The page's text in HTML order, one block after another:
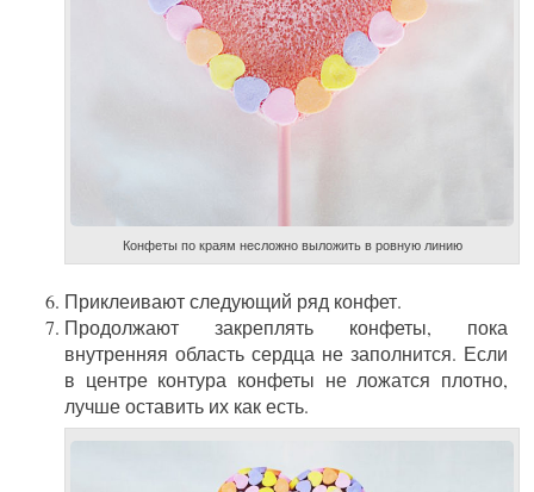
Конфеты по краям несложно выложить в ровную линию
Приклеивают следующий ряд конфет.
Продолжают закреплять конфеты, пока
внутренняя область сердца не заполнится. Если
в центре контура конфеты не ложатся плотно,
лучше оставить их как есть.